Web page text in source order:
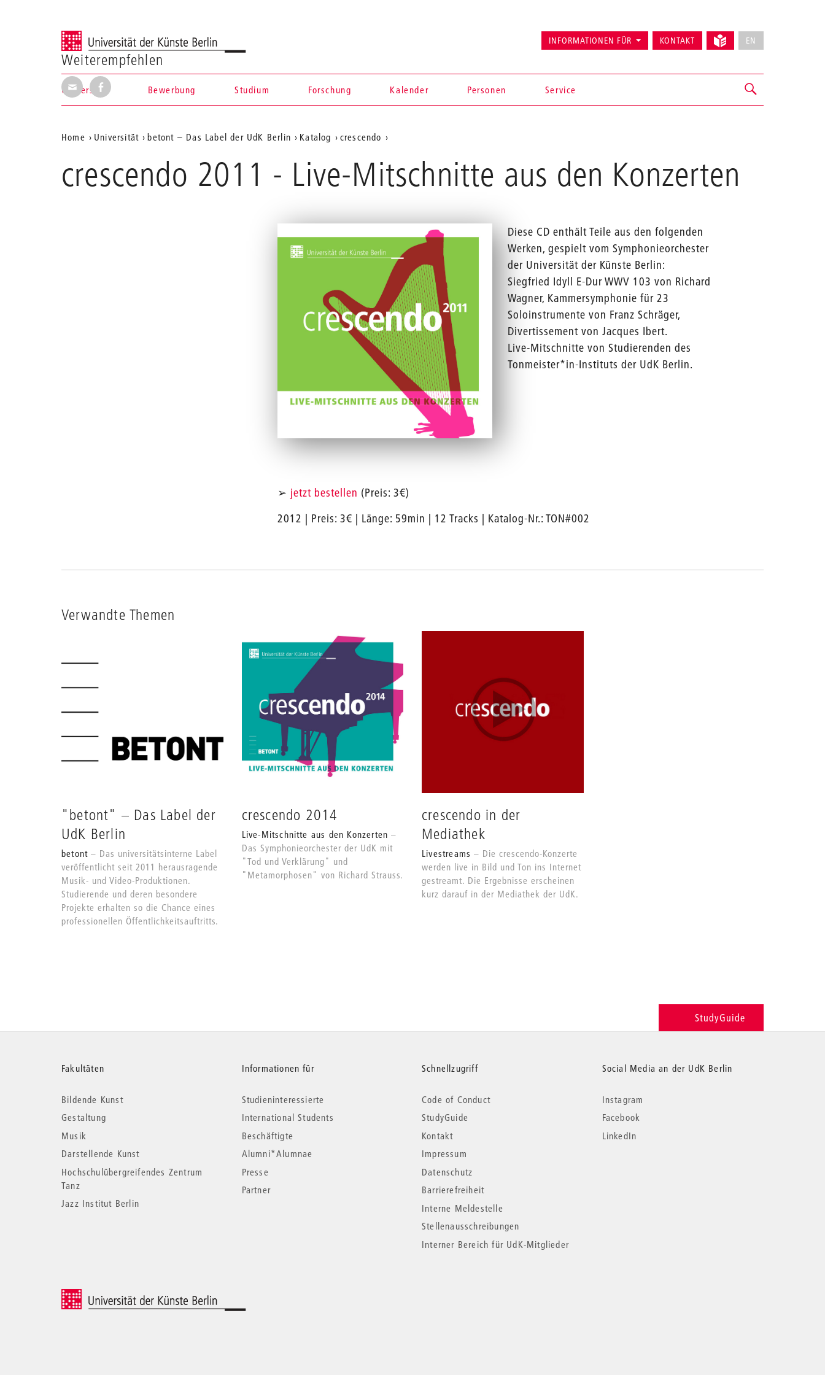
Universität der Künste Berlin
Navigation &
Suche
Universität Bewerbung Studium Forschung Kalender Personen Service
INFORMATIONEN FÜR KONTAKT EN
Aktuelle
auf
Home Universität betont – Das Label der UdK Berlin Katalog crescendo
crescendo 2011 - Live-Mitschnitte aus den Konzerten
Weiterempfehlen
Seite per E-Mail weiterempfehlen
Seite auf Facebook weiterempfehlen
Diese CD enthält Teile aus den folgenden
Werken, gespielt vom Symphonieorchester
der Universität der Künste Berlin:
Siegfried Idyll E-Dur WWV 103 von Richard
Wagner, Kammersymphonie für 23
Soloinstrumente von Franz Schräger,
Divertissement von Jacques Ibert.
Live-Mitschnitte von Studierenden des
Tonmeister*in-Instituts der UdK Berlin.
➢ jetzt bestellen (Preis: 3€)
2012 | Preis: 3€ | Länge: 59min | 12 Tracks | Katalog-Nr.: TON#002
Verwandte Themen
"betont" – Das Label der
UdK Berlin
betont
Das universitätsinterne Label
veröffentlicht seit 2011 herausragende
Musik- und Video-Produktionen.
Studierende und deren besondere
Projekte erhalten so die Chance eines
professionellen Öffentlichkeitsauftritts.
crescendo 2014
Live-Mitschnitte aus den Konzerten
Das Symphonieorchester der UdK mit
"Tod und Verklärung" und
"Metamorphosen" von Richard Strauss.
crescendo in der
Mediathek
Livestreams
Die crescendo-Konzerte
werden live in Bild und Ton ins Internet
gestreamt. Die Ergebnisse erscheinen
kurz darauf in der Mediathek der UdK.
StudyGuide
Weitere
Informationen
Fakultäten
Bildende Kunst
Gestaltung
Musik
Darstellende Kunst
Hochschulübergreifendes Zentrum
Tanz
Jazz Institut Berlin
Informationen für
Studieninteressierte
International Students
Beschäftigte
Alumni*Alumnae
Presse
Partner
Schnellzugriff
Code of Conduct
StudyGuide
Kontakt
Impressum
Datenschutz
Barrierefreiheit
Interne Meldestelle
Stellenausschreibungen
Interner Bereich für UdK-Mitglieder
Social Media an der UdK Berlin
Instagram
Facebook
LinkedIn
© 2026 Universität der Künste Berlin